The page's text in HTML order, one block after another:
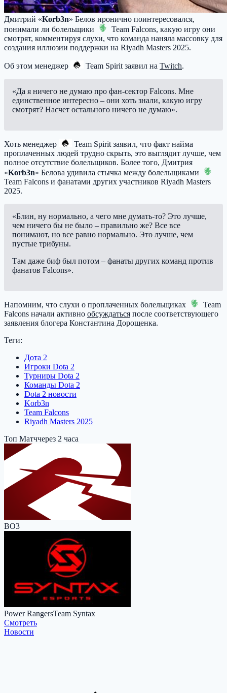
Дмитрий «Korb3n» Белов иронично поинтересовался,
понимали ли болельщики
Team Falcons, какую игру они
смотрят, комментируя слухи, что команда наняла массовку для
создания иллюзии поддержки на Riyadh Masters 2025.
Об этом менеджер Team Spiritзаявил на Twitch.
«Да я ничего не думаю про фан-сектор Falcons. Мне
единственное интересно – они хоть знали, какую игру
смотрят? Насчет остального ничего не думаю».
Хоть менеджер Team Spiritзаявил, что факт найма
проплаченных людей трудно скрыть, это выглядит лучше, чем
полное отсутствие болельщиков. Более того, Дмитрия
«Korb3n» Белова удивила стычка между болельщиками
Team Falcons и фанатами других участников Riyadh Masters
2025.
«Блин, ну нормально, а чего мне думать-то? Это лучше,
чем ничего бы не было – правильно же? Все все
понимают, но все равно нормально. Это лучше, чем
пустые трибуны.
Там даже биф был потом – фанаты других команд против
фанатов Falcons».
Напомним, что слухи о проплаченных болельщиках
Team
Falcons начали активно обсуждаться после соответствующего
заявления блогера Константина Дорощенка.
Теги:
Дота 2
Игроки Dota 2
Турниры Dota 2
Команды Dota 2
Dota 2 новости
Korb3n
Team Falcons
Riyadh Masters 2025
Топ Матччерез 2 часа
BO3
Power RangersTeam Syntax
Cмотреть
Новости